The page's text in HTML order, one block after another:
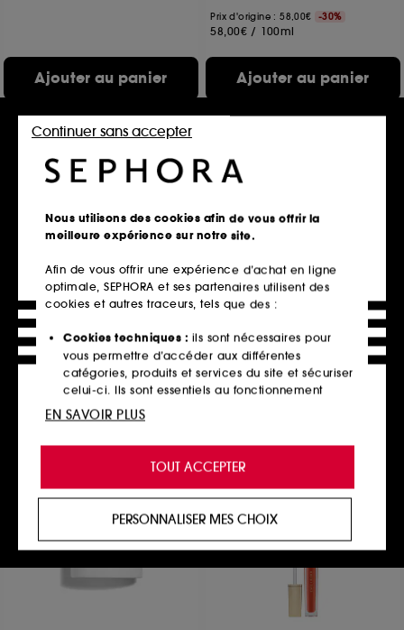
Ajouter au panier
Prix d'origine : 58,00€ -30%
58,00€ / 100ml
Ajouter au panier
CHANEL
L'HUILE
12
58,00€
38,67€ 100ml
HOURGLASS
Voyeur Eyeshadow Stick
50
39,90€
7 teintes disponibles
Nous utilisons des cookies afin de vous offrir la
meilleure expérience sur notre site.
Afin de vous offrir une expérience d’achat en ligne
optimale, SEPHORA et ses partenaires utilisent des
cookies et autres traceurs, tels que des :
Cookies techniques : ils sont nécessaires pour
vous permettre d’accéder aux différentes
catégories, produits et services du site et sécuriser
celui-ci. Ils sont essentiels au fonctionnement
technique du site et ne peuvent être désactivés.
de vous offrir une expérience enrichie et
personnalisée en vous recommandant des
produits, des services et des contenus qui
proposer des offres promotionnelles adaptées à
votre profil.
Cookies réseaux sociaux et publicité :
ils sont
utilisés pour vous présenter du contenu susceptible
de vous plaire via des publicités, y compris sur des
TOUT ACCEPTER
Continuer sans accepter
PERSONNALISER MES CHOIX
EN SAVOIR PLUS